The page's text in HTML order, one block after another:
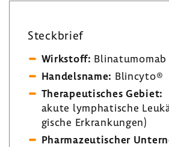
Steck­brief
Wirk­stoff: Blina­tu­momab
Handels­name: Blin­cyto®
Thera­peu­ti­sches Gebiet:
akute lympha­ti­sche
gi­sche Erkran­kungen)
Phar­ma­zeu­ti­scher